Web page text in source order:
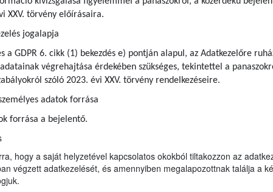
XXV. törvény előírásaira.
jogalapja
a GDPR 6. cikk (1) bekezdés e) pontján alapul, az Adatkezelőre
végrehajtása érdekében szükséges, tekintettel a
szóló 2023. évi XXV. törvény rendelkezéseire.
adatok forrása
forrása a bejelentő.
hogy a saját helyzetével kapcsolatos okokból tiltakozzon az
végzett adatkezelését, és amennyiben megalapozottnak találja a